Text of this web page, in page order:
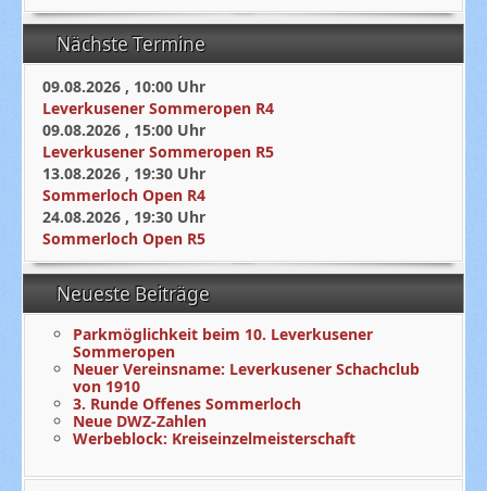
Nächste Termine
09.08.2026 , 10:00 Uhr
Leverkusener Sommeropen R4
09.08.2026 , 15:00 Uhr
Leverkusener Sommeropen R5
13.08.2026 , 19:30 Uhr
Sommerloch Open R4
24.08.2026 , 19:30 Uhr
Sommerloch Open R5
Neueste Beiträge
Parkmöglichkeit beim 10. Leverkusener
Sommeropen
Neuer Vereinsname: Leverkusener Schachclub
von 1910
3. Runde Offenes Sommerloch
Neue DWZ-Zahlen
Werbeblock: Kreiseinzelmeisterschaft